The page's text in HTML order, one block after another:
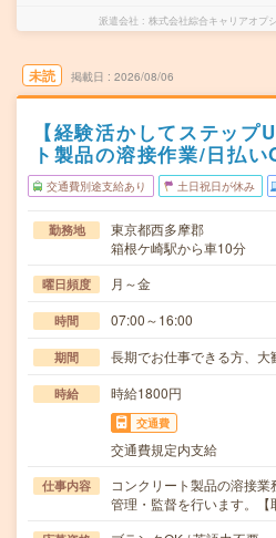
派遣会社 株式会社綜合キャリアオプ
未読 掲載日 2026/08/06
【経験活かしてステップ
ト製品の溶接作業/日払い
交通費別途支給あり 土日祝日が休み
勤務地
東京都西多摩郡
箱根ケ崎駅から車10分
曜日頻度 月～金
時間 07:00～16:00
期間 長期でお仕事できる方、大
時給 時給1800円
交通費
交通費規定内支給
仕事内容
コンクリート製品の溶接
管理・監督を行います。